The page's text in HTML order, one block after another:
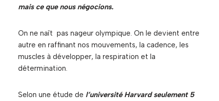
mais ce que nous négocions.
On ne naît pas nageur olympique. On le devient entre
autre en raffinant nos mouvements, la cadence, les
muscles à développer, la respiration et la
détermination.
Selon une étude de l’université Harvard seulement 5